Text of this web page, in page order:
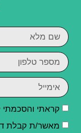
קראתי והסכמתי
מאשר/ת קבלת